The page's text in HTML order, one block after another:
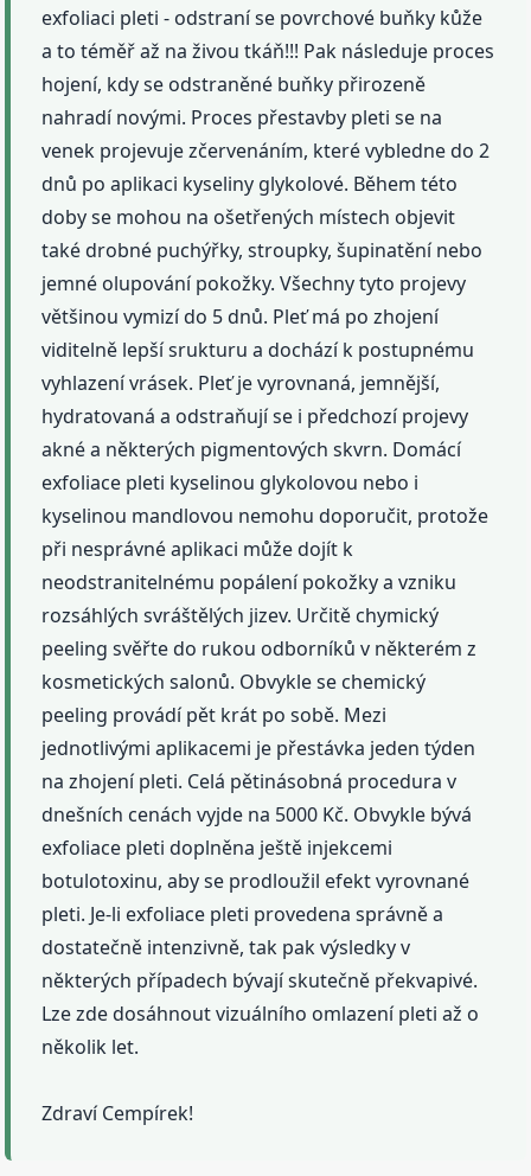
exfoliaci pleti - odstraní se povrchové buňky kůže
a to téměř až na živou tkáň!!! Pak následuje proces
hojení, kdy se odstraněné buňky přirozeně
nahradí novými. Proces přestavby pleti se na
venek projevuje zčervenáním, které vybledne do 2
dnů po aplikaci kyseliny glykolové. Během této
doby se mohou na ošetřených místech objevit
také drobné puchýřky, stroupky, šupinatění nebo
jemné olupování pokožky. Všechny tyto projevy
většinou vymizí do 5 dnů. Pleť má po zhojení
viditelně lepší srukturu a dochází k postupnému
vyhlazení vrásek. Pleť je vyrovnaná, jemnější,
hydratovaná a odstraňují se i předchozí projevy
akné a některých pigmentových skvrn. Domácí
exfoliace pleti kyselinou glykolovou nebo i
kyselinou mandlovou nemohu doporučit, protože
při nesprávné aplikaci může dojít k
neodstranitelnému popálení pokožky a vzniku
rozsáhlých svráštělých jizev. Určitě chymický
peeling svěřte do rukou odborníků v některém z
kosmetických salonů. Obvykle se chemický
peeling provádí pět krát po sobě. Mezi
jednotlivými aplikacemi je přestávka jeden týden
na zhojení pleti. Celá pětinásobná procedura v
dnešních cenách vyjde na 5000 Kč. Obvykle bývá
exfoliace pleti doplněna ještě injekcemi
botulotoxinu, aby se prodloužil efekt vyrovnané
pleti. Je-li exfoliace pleti provedena správně a
dostatečně intenzivně, tak pak výsledky v
některých případech bývají skutečně překvapivé.
Lze zde dosáhnout vizuálního omlazení pleti až o
několik let.
Zdraví Cempírek!